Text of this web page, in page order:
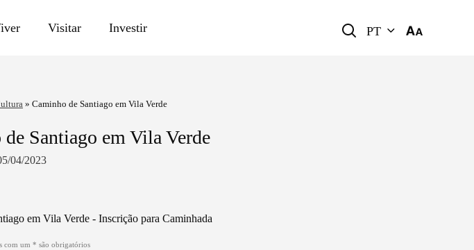
Viver Visitar Investir PT
» Caminho de Santiago em Vila Verde
Santiago em Vila Verde
04/2023
em Vila Verde - Inscrição para Caminhada
com um * são obrigatórios